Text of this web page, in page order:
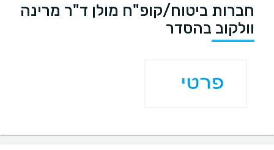
חברות ביטוח/קופ"ח מולן ד"ר מרינה
וולקוב בהסדר